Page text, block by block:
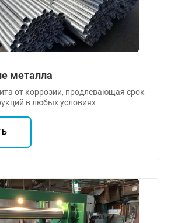
металла
от коррозии, продлевающая срок
в любых условиях